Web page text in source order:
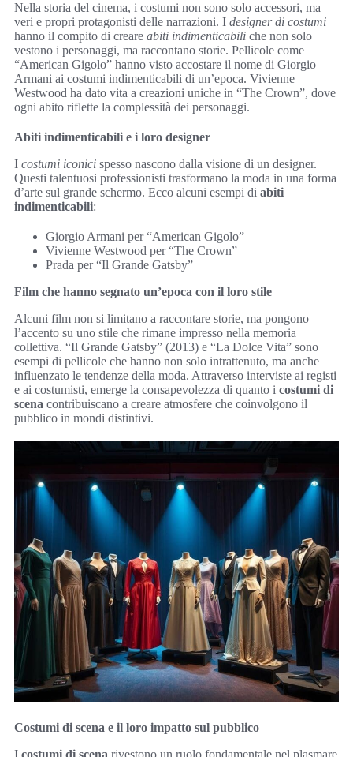
Nella storia del cinema, i costumi non sono solo accessori, ma
veri e propri protagonisti delle narrazioni. I designer di costumi
hanno il compito di creare abiti indimenticabili che non solo
vestono i personaggi, ma raccontano storie. Pellicole come
“American Gigolo” hanno visto accostare il nome di Giorgio
Armani ai costumi indimenticabili di un’epoca. Vivienne
Westwood ha dato vita a creazioni uniche in “The Crown”, dove
ogni abito riflette la complessità dei personaggi.
Abiti indimenticabili e i loro designer
I costumi iconici spesso nascono dalla visione di un designer.
Questi talentuosi professionisti trasformano la moda in una forma
d’arte sul grande schermo. Ecco alcuni esempi di abiti
indimenticabili:
Giorgio Armani per “American Gigolo”
Vivienne Westwood per “The Crown”
Prada per “Il Grande Gatsby”
Film che hanno segnato un’epoca con il loro stile
Alcuni film non si limitano a raccontare storie, ma pongono
l’accento su uno stile che rimane impresso nella memoria
collettiva. “Il Grande Gatsby” (2013) e “La Dolce Vita” sono
esempi di pellicole che hanno non solo intrattenuto, ma anche
influenzato le tendenze della moda. Attraverso interviste ai registi
e ai costumisti, emerge la consapevolezza di quanto i costumi di
scena contribuiscano a creare atmosfere che coinvolgono il
pubblico in mondi distintivi.
Costumi di scena e il loro impatto sul pubblico
I costumi di scena rivestono un ruolo fondamentale nel plasmare